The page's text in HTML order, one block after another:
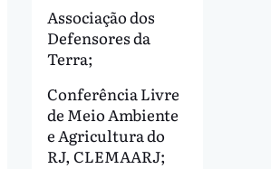
Associação dos
Defensores da
Terra;
Conferência Livre
de Meio Ambiente
e Agricultura do
RJ, CLEMAARJ;